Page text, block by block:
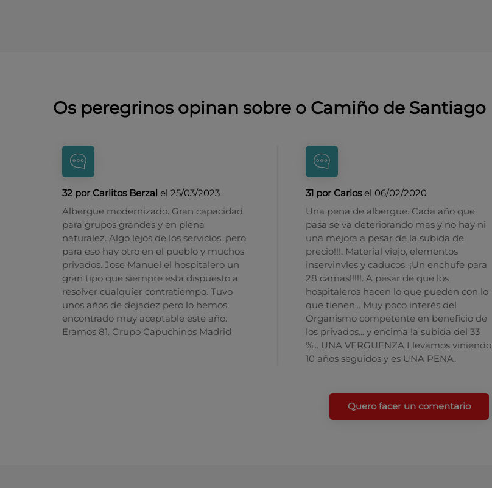
Os peregrinos opinan sobre o Camiño de Santiago
32 por Carlitos Berzal el 25/03/2023
Albergue modernizado. Gran capacidad
para grupos grandes y en plena
naturalez. Algo lejos de los servicios, pero
para eso hay otro en el pueblo y muchos
privados. Jose Manuel el hospitalero un
gran tipo que siempre esta dispuesto a
resolver cualquier contratiempo. Tuvo
unos años de dejadez pero lo hemos
encontrado muy aceptable este año.
Eramos 81. Grupo Capuchinos Madrid
31 por Carlosel 06/02/2020
Una pena de albergue. Cada año que
pasa se va deteriorando mas y no hay ni
una mejora a pesar de la subida de
precio!!!. Material viejo, elementos
inservinvles y caducos. ¡Un enchufe para
28 camas!!!!!. A pesar de que los
hospitaleros hacen lo que pueden con lo
que tienen... Muy poco interés del
Organismo competente en beneficio de
los privados... y encima !a subida del 33
%... UNA VERGUENZA.Llevamos viniendo
10 años seguidos y es UNA PENA.
Quero facer un comentario